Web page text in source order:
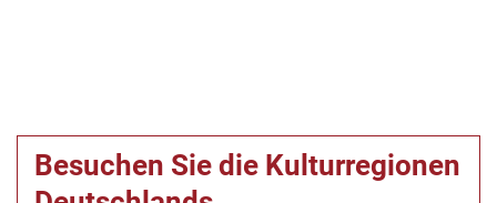
Besuchen Sie die Kulturregionen